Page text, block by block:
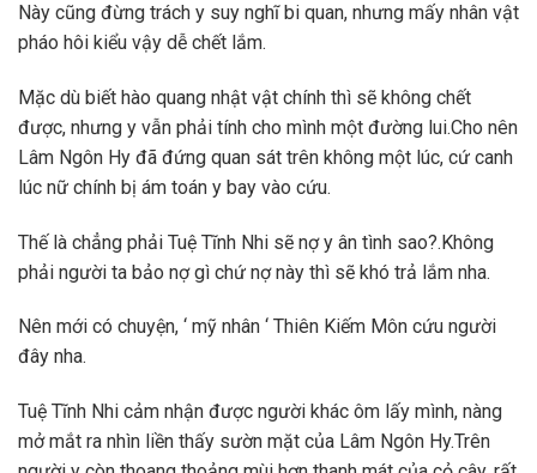
Này cũng đừng trách y suy nghĩ bi quan, nhưng mấy nhân vật
pháo hôi kiểu vậy dễ chết lắm.
Mặc dù biết hào quang nhật vật chính thì sẽ không chết
được, nhưng y vẫn phải tính cho mình một đường lui.Cho nên
Lâm Ngôn Hy đã đứng quan sát trên không một lúc, cứ canh
lúc nữ chính bị ám toán y bay vào cứu.
Thế là chẳng phải Tuệ Tĩnh Nhi sẽ nợ y ân tình sao?.Không
phải người ta bảo nợ gì chứ nợ này thì sẽ khó trả lắm nha.
Nên mới có chuyện, ‘ mỹ nhân ‘ Thiên Kiếm Môn cứu người
đây nha.
Tuệ Tĩnh Nhi cảm nhận được người khác ôm lấy mình, nàng
mở mắt ra nhìn liền thấy sườn mặt của Lâm Ngôn Hy.Trên